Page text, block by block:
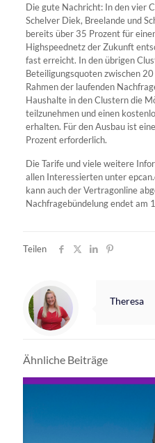
Die gute Nachricht: In den vier
Schelver Diek, Breelande und
bereits über 35 Prozent für
Highspeednetz der Zukunft
fast erreicht. In den übrigen
Beteiligungsquoten zwischen
Rahmen der laufenden
Haushalte in den Clustern die
teilzunehmen und einen
erhalten. Für den Ausbau ist
Prozent erforderlich.
Die Tarife und viele weitere
allen Interessierten unter
kann auch der Vertragonline
Nachfragebündelung endet am
Teilen
Theresa
Ähnliche Beiträge